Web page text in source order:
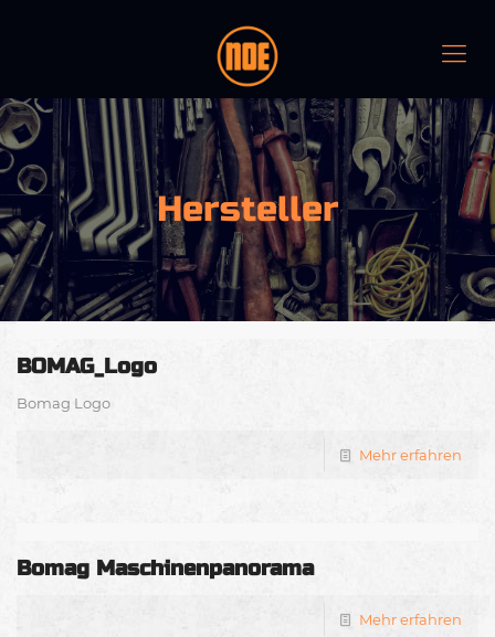
Hersteller
BOMAG_Logo
Bomag Logo
Mehr erfahren
Bomag Maschinenpanorama
Mehr erfahren